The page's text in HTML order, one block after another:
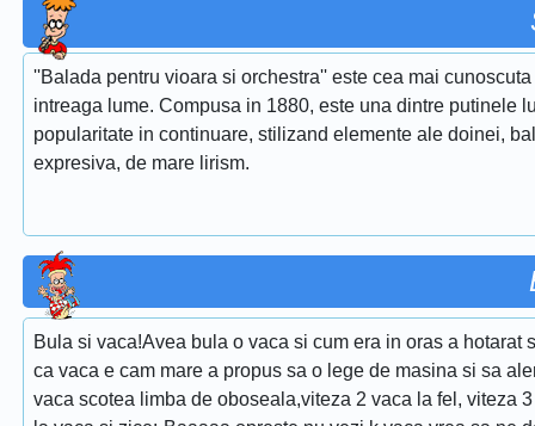
''Balada pentru vioara si orchestra'' este cea mai
intreaga lume. Compusa in 1880, este una dintre putinele
popularitate in continuare, stilizand elemente ale doinei,
expresiva, de mare lirism.
Bula si vaca!Avea bula o vaca si cum era in oras a
ca vaca e cam mare a propus sa o lege de masina si sa
vaca scotea limba de oboseala,viteza 2 vaca la fel, viteza